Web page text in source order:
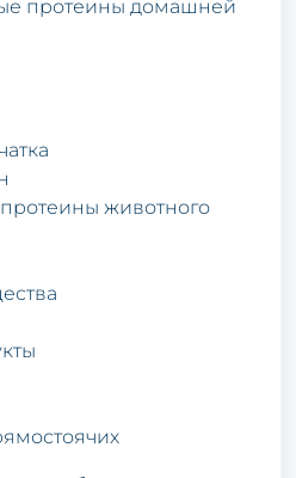
протеины домашней
животного